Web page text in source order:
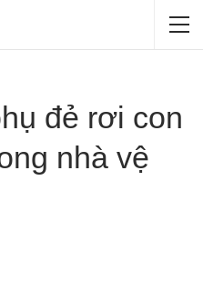
đẻ rơi con
nhà vệ